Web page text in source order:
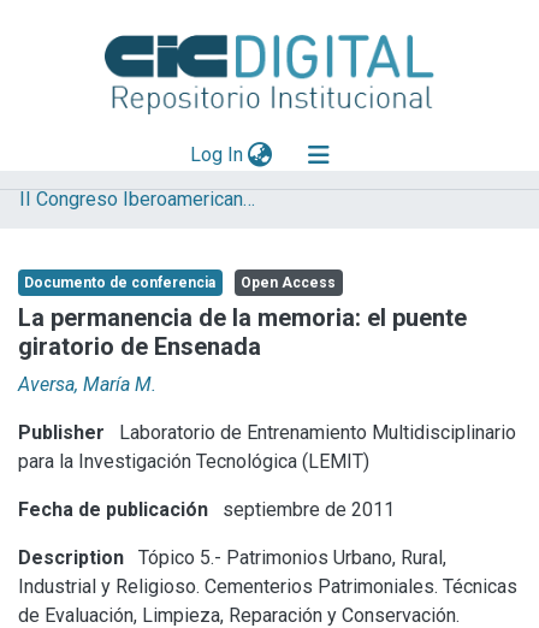
Log In(current)
Explorar
Aportar material
Statistics
II Congreso Iberoamericano y X Jornada de Técnicas de Reparación y Conservación del Patrimonio
Documento de conferencia Open Access
La permanencia de la memoria: el puente
giratorio de Ensenada
Aversa, María M.
Publisher
Laboratorio de Entrenamiento Multidisciplinario
para la Investigación Tecnológica (LEMIT)
Fecha de publicación septiembre de 2011
Description
Tópico 5.- Patrimonios Urbano, Rural,
Industrial y Religioso. Cementerios Patrimoniales. Técnicas
de Evaluación, Limpieza, Reparación y Conservación.